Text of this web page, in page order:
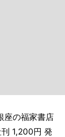
座の福家書店
刊 1,200円 発